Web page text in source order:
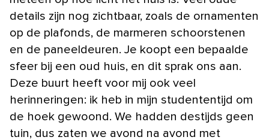
details zijn nog zichtbaar, zoals de ornamenten
op de plafonds, de marmeren schoorstenen
en de paneeldeuren. Je koopt een bepaalde
sfeer bij een oud huis, en dit sprak ons aan.
Deze buurt heeft voor mij ook veel
herinneringen: ik heb in mijn studententijd om
de hoek gewoond. We hadden destijds geen
tuin, dus zaten we avond na avond met